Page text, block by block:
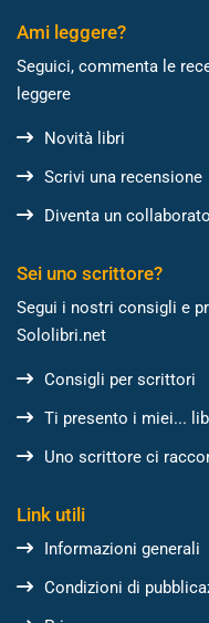
Ami leggere?
Seguici, commenta le
leggere
Novità libri
Scrivi una recensione
Diventa un
Sei uno scrittore?
Segui i nostri consigli e
Sololibri.net
Consigli per scrittori
Ti presento i miei...
Uno scrittore ci
Link utili
Informazioni generali
Condizioni di